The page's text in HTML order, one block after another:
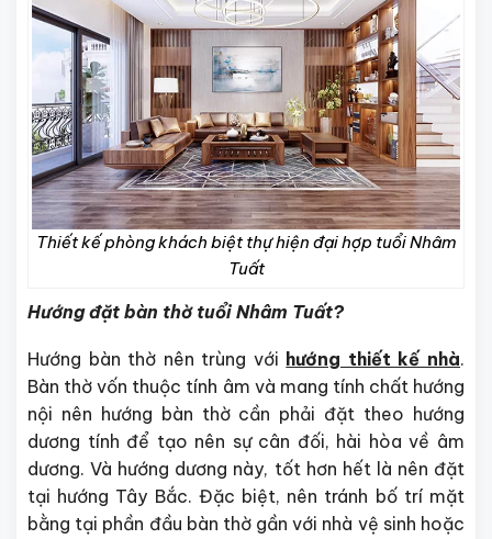
Thiết kế phòng khách biệt thự hiện đại hợp tuổi Nhâm
Tuất
Hướng đặt bàn thờ tuổi Nhâm Tuất?
Hướng bàn thờ nên trùng với hướng thiết kế nhà.
Bàn thờ vốn thuộc tính âm và mang tính chất hướng
nội nên hướng bàn thờ cần phải đặt theo hướng
dương tính để tạo nên sự cân đối, hài hòa về âm
dương. Và hướng dương này, tốt hơn hết là nên đặt
tại hướng Tây Bắc. Đặc biệt, nên tránh bố trí mặt
bằng tại phần đầu bàn thờ gần với nhà vệ sinh hoặc